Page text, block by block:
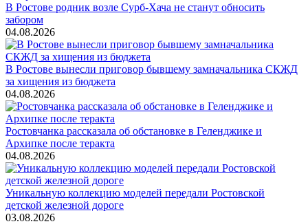
В Ростове родник возле Сурб-Хача не станут обносить
забором
04.08.2026
В Ростове вынесли приговор бывшему замначальника СКЖД
за хищения из бюджета
04.08.2026
Ростовчанка рассказала об обстановке в Геленджике и
Архипке после теракта
04.08.2026
Уникальную коллекцию моделей передали Ростовской
детской железной дороге
03.08.2026